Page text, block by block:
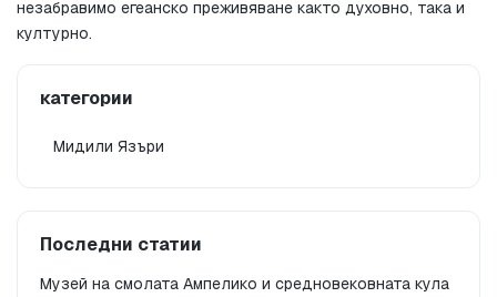
незабравимо егеанско преживяване както духовно, така и
културно.
категории
Мидили Язъри
Последни статии
Музей на смолата Ампелико и средновековната кула